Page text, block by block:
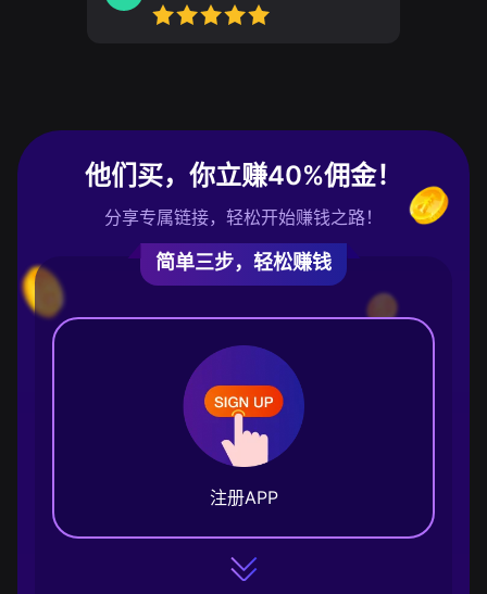
他们买，你立赚40%佣金！
分享专属链接，轻松开始赚钱之路！
简单三步，轻松赚钱
注册APP